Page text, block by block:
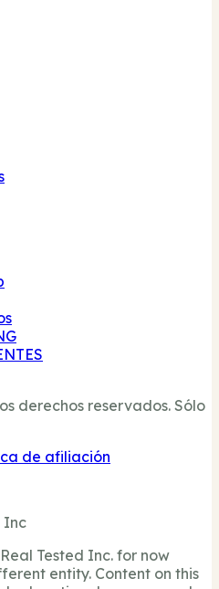
derechos reservados. Sólo
de afiliación
Inc
Tested Inc. for now
entity. Content on this